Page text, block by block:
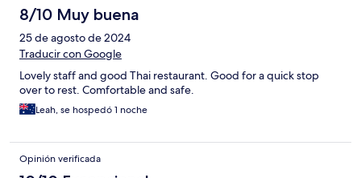
8/10 Muy buena
25 de agosto de 2024
Traducir con Google
Lovely staff and good Thai restaurant. Good for a quick stop
over to rest. Comfortable and safe.
Leah, se hospedó 1 noche
Opinión verificada